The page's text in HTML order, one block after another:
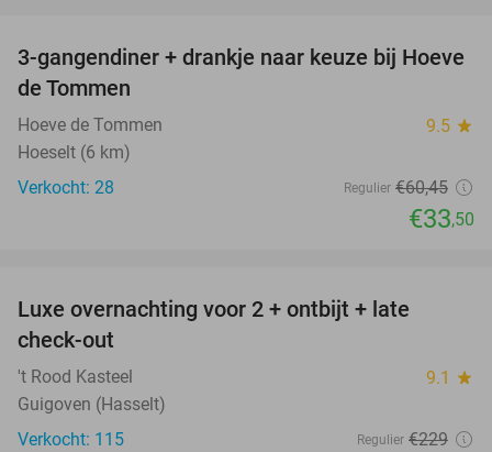
45%
3-gangendiner + drankje naar keuze bij Hoeve
de Tommen
Hoeve de Tommen 9.5 star
Hoeselt (6 km)
Verkocht: 28
Regulier €60,45
€33,50
Luxe overnachting voor 2 + ontbijt + late
check-out
't Rood Kasteel 9.1 star
Guigoven (Hasselt)
Verkocht: 115
Regulier €229